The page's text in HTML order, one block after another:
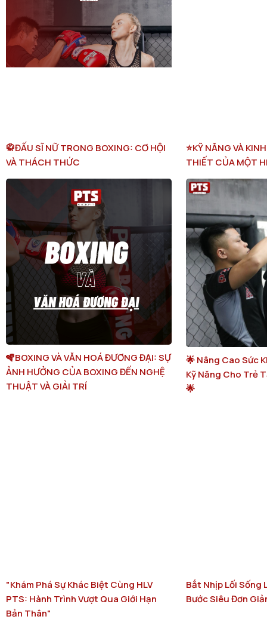
🥋ĐẤU SĨ NỮ TRONG BOXING: CƠ HỘI
VÀ THÁCH THỨC
⭐️KỸ NĂNG VÀ
THIẾT CỦA MỘT
🪇BOXING VÀ VĂN HOÁ ĐƯƠNG ĐẠI: SỰ
ẢNH HƯỞNG CỦA BOXING ĐẾN NGHỆ
THUẬT VÀ GIẢI TRÍ
🌟 Nâng Cao Sức
Kỹ Năng Cho Trẻ
🌟
"Khám Phá Sự Khác Biệt Cùng HLV
PTS: Hành Trình Vượt Qua Giới Hạn
Bản Thân"
Bắt Nhịp Lối Sống
Bước Siêu Đơn